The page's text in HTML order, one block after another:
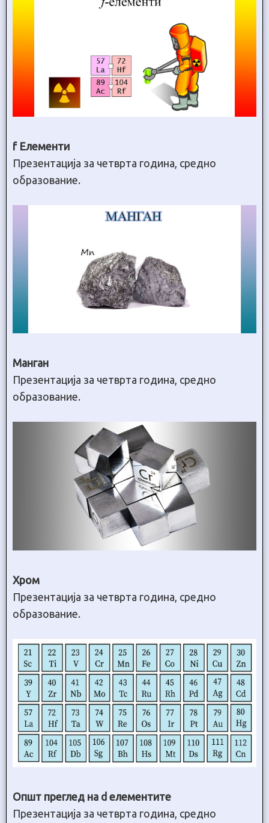
f Елементи
Презентација за четврта година, средно
образование.
Манган
Презентација за четврта година, средно
образование.
Хром
Презентација за четврта година, средно
образование.
Општ преглед на d елементите
Презентација за четврта година, средно